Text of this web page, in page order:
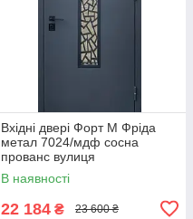
Вхідні двері Форт М Фріда
метал 7024/мдф сосна
прованс вулиця
В наявності
22 184 ₴ 23 600 ₴